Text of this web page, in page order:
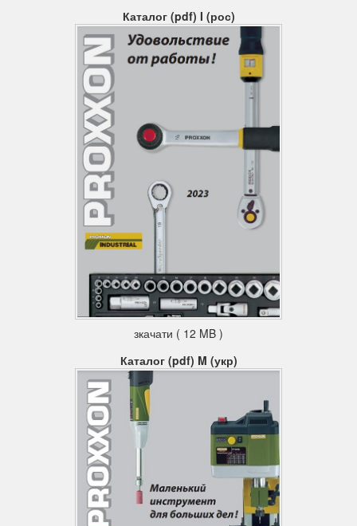
Каталог (pdf) I (рос)
зкачати ( 12 MB )
Каталог (pdf) M (укр)